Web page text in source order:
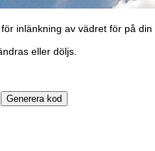
inlänkning av vädret för på din
eller döljs.
Generera kod